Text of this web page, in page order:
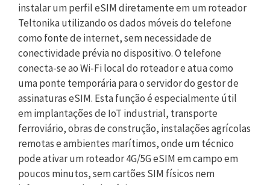
instalar um perfil eSIM diretamente em um roteador
Teltonika utilizando os dados móveis do telefone
como fonte de internet, sem necessidade de
conectividade prévia no dispositivo. O telefone
conecta-se ao Wi-Fi local do roteador e atua como
uma ponte temporária para o servidor do gestor de
assinaturas eSIM. Esta função é especialmente útil
em implantações de IoT industrial, transporte
ferroviário, obras de construção, instalações agrícolas
remotas e ambientes marítimos, onde um técnico
pode ativar um roteador 4G/5G eSIM em campo em
poucos minutos, sem cartões SIM físicos nem